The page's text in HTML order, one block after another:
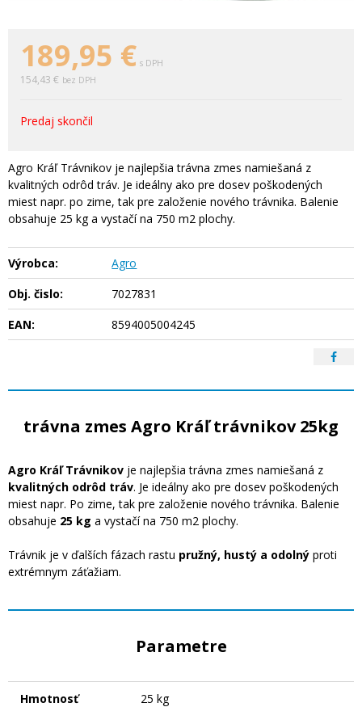
189,95 € s DPH
154,43 € bez DPH
Predaj skončil
Agro Kráľ Trávnikov je najlepšia trávna zmes namiešaná z
kvalitných odrôd tráv. Je ideálny ako pre dosev poškodených
miest napr. po zime, tak pre založenie nového trávnika. Balenie
obsahuje 25 kg a vystačí na 750 m2 plochy.
Výrobca:
Agro
Obj. čislo:
7027831
EAN:
8594005004245
trávna zmes Agro Kráľ trávnikov 25kg
Agro Kráľ Trávnikov je najlepšia trávna zmes namiešaná z
kvalitných odrôd tráv. Je ideálny ako pre dosev poškodených
miest napr. Po zime, tak pre založenie nového trávnika. Balenie
obsahuje 25 kg a vystačí na 750 m2 plochy.
Trávnik je v ďalších fázach rastu pružný, hustý a odolný proti
extrémnym záťažiam.
Parametre
Hmotnosť 25 kg